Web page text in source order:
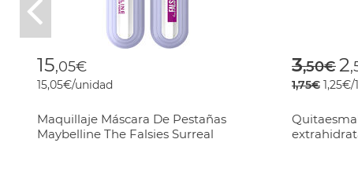
15,05€
15,05€/unidad
Maquillaje Máscara De Pestañas
Maybelline The Falsies Surreal
Price
3,50€to
2
1,75€
Previous